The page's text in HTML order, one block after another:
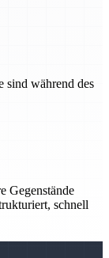
sind während des
Gegenstände
schnell